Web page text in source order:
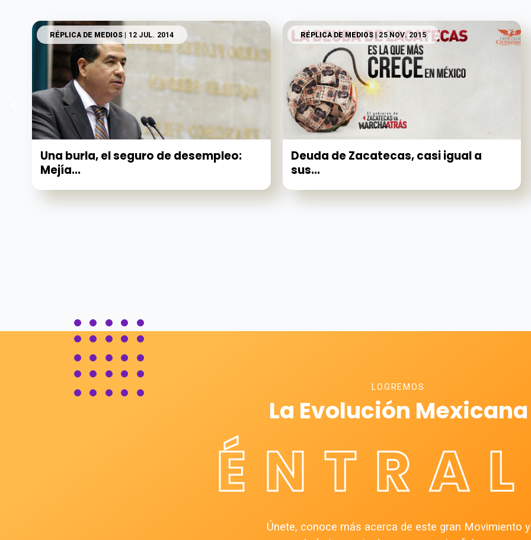
RÉPLICA DE MEDIOS | 12 JUL. 2014
Una burla, el seguro de desempleo:
Mejía...
RÉPLICA DE MEDIOS| 25 NOV. 2015
Deuda de Zacatecas, casi igual a
sus...
LOGREMOS
La Evolución Mexicana
Únete, conoce más acerca de este gran Movimiento y